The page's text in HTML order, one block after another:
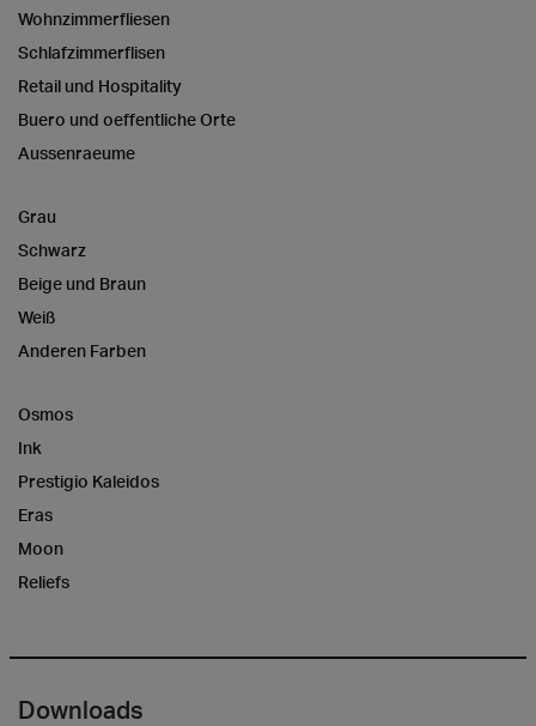
Wohnzimmerfliesen
Schlafzimmerflisen
Retail und Hospitality
Buero und oeffentliche Orte
Aussenraeume
Grau
Schwarz
Beige und Braun
Weiß
Anderen Farben
Osmos
Ink
Prestigio Kaleidos
Eras
Moon
Reliefs
Downloads